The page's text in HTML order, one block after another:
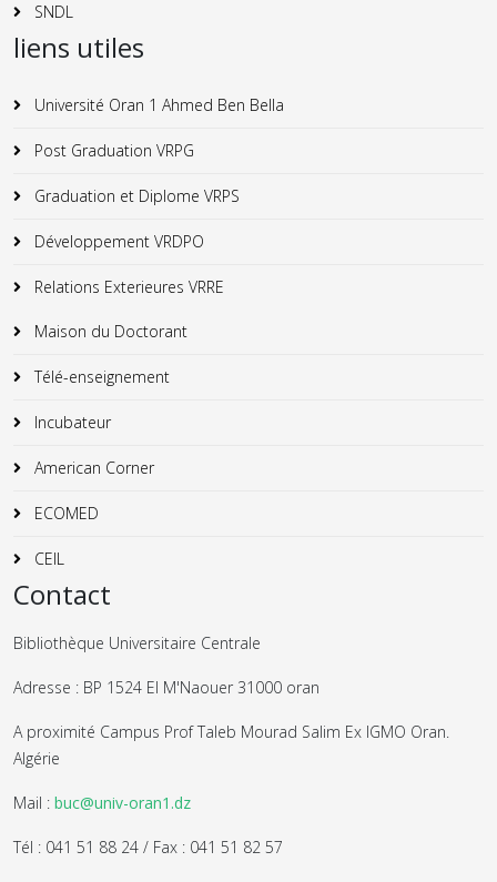
SNDL
liens utiles
Université Oran 1 Ahmed Ben Bella
Post Graduation VRPG
Graduation et Diplome VRPS
Développement VRDPO
Relations Exterieures VRRE
Maison du Doctorant
Télé-enseignement
Incubateur
American Corner
ECOMED
CEIL
Contact
Bibliothèque Universitaire Centrale
Adresse : BP 1524 El M'Naouer 31000 oran
A proximité Campus Prof Taleb Mourad Salim Ex IGMO Oran.
Algérie
Mail : buc@univ-oran1.dz
Tél : 041 51 88 24 / Fax : 041 51 82 57